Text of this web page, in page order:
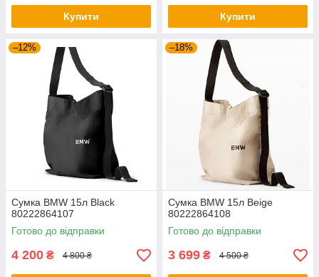
Купити Купити
–12%
Сумка BMW 15л Black
80222864107
Готово до відправки
4 200 ₴ 4 800 ₴
–18%
Сумка BMW 15л Beige
80222864108
Готово до відправки
3 699 ₴ 4 500 ₴